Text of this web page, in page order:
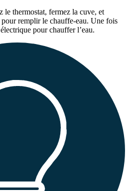
le thermostat, fermez la cuve, et
remplir le chauffe-eau. Une fois
pour chauffer l’eau.